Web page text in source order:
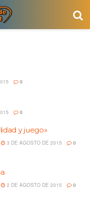
0
0
y juego»
3 DE AGOSTO DE 2015 0
2 DE AGOSTO DE 2015 0